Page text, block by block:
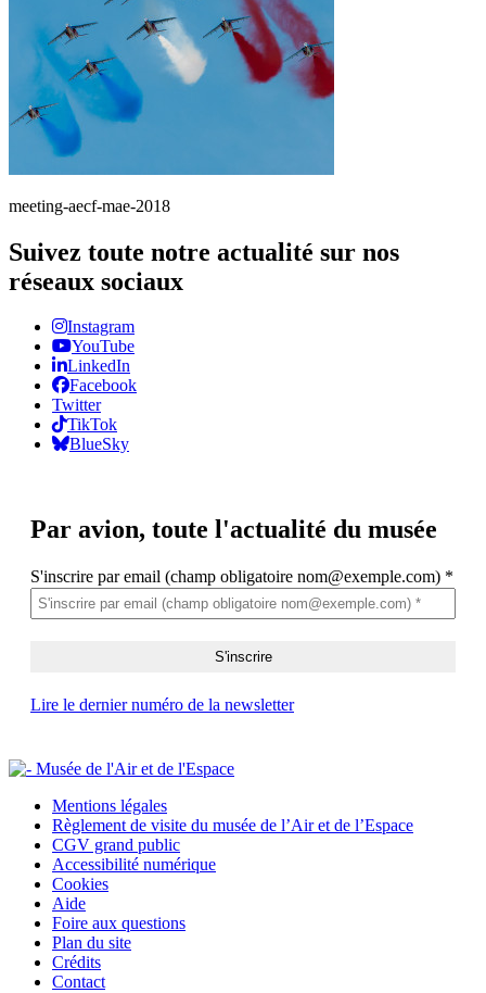
meeting-aecf-mae-2018
Suivez toute notre actualité sur nos
réseaux sociaux
Instagram
YouTube
LinkedIn
Facebook
Twitter
TikTok
BlueSky
Par avion, toute l'actualité du musée
S'inscrire par email (champ obligatoire nom@exemple.com) *
Lire le dernier numéro de la newsletter
Mentions légales
Règlement de visite du musée de l’Air et de l’Espace
CGV grand public
Accessibilité numérique
Cookies
Aide
Foire aux questions
Plan du site
Crédits
Contact